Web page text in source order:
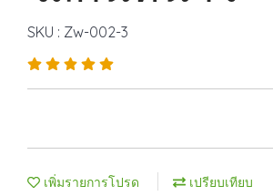
SKU : Zw-002-3
เพิ่มรายการโปรด เปรียบเทียบ